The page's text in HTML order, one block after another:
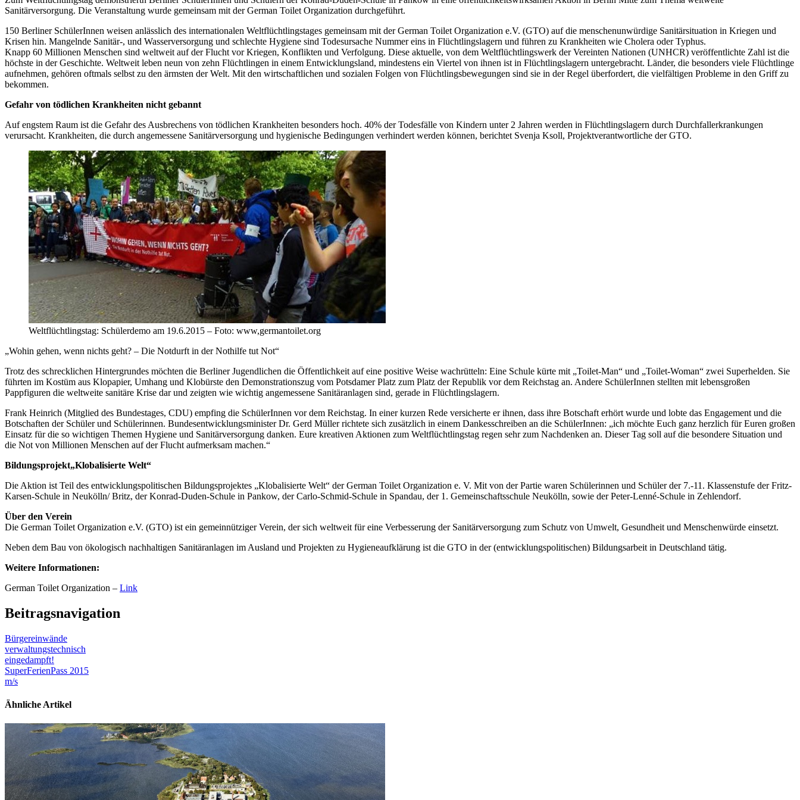
Sanitärversorgung. Die Veranstaltung wurde gemeinsam mit der German Toilet Organization durchgeführt.
150 Berliner SchülerInnen weisen anlässlich des internationalen Weltflüchtlingstages gemeinsam mit der German Toilet Organization e.V. (GTO) auf die menschenunwürdige Sanitärsituation in Kriegen und
Krisen hin. Mangelnde Sanitär-, und Wasserversorgung und schlechte Hygiene sind Todesursache Nummer eins in Flüchtlingslagern und führen zu Krankheiten wie Cholera oder Typhus.
Knapp 60 Millionen Menschen sind weltweit auf der Flucht vor Kriegen, Konflikten und Verfolgung. Diese aktuelle, von dem Weltflüchtlingswerk der Vereinten Nationen (UNHCR) veröffentlichte Zahl ist die
höchste in der Geschichte. Weltweit leben neun von zehn Flüchtlingen in einem Entwicklungsland, mindestens ein Viertel von ihnen ist in Flüchtlingslagern untergebracht. Länder, die besonders viele Flüchtlinge
aufnehmen, gehören oftmals selbst zu den ärmsten der Welt. Mit den wirtschaftlichen und sozialen Folgen von Flüchtlingsbewegungen sind sie in der Regel überfordert, die vielfältigen Probleme in den Griff zu
bekommen.
Gefahr von tödlichen Krankheiten nicht gebannt
Auf engstem Raum ist die Gefahr des Ausbrechens von tödlichen Krankheiten besonders hoch. 40% der Todesfälle von Kindern unter 2 Jahren werden in Flüchtlingslagern durch Durchfallerkrankungen
verursacht. Krankheiten, die durch angemessene Sanitärversorgung und hygienische Bedingungen verhindert werden können, berichtet Svenja Ksoll, Projektverantwortliche der GTO.
Weltflüchtlingstag: Schülerdemo am 19.6.2015 – Foto: www,germantoilet.org
„Wohin gehen, wenn nichts geht? – Die Notdurft in der Nothilfe tut Not“
Trotz des schrecklichen Hintergrundes möchten die Berliner Jugendlichen die Öffentlichkeit auf eine positive Weise wachrütteln: Eine Schule kürte mit „Toilet-Man“ und „Toilet-Woman“ zwei Superhelden. Sie
führten im Kostüm aus Klopapier, Umhang und Klobürste den Demonstrationszug vom Potsdamer Platz zum Platz der Republik vor dem Reichstag an. Andere SchülerInnen stellten mit lebensgroßen
Pappfiguren die weltweite sanitäre Krise dar und zeigten wie wichtig angemessene Sanitäranlagen sind, gerade in Flüchtlingslagern.
Frank Heinrich (Mitglied des Bundestages, CDU) empfing die SchülerInnen vor dem Reichstag. In einer kurzen Rede versicherte er ihnen, dass ihre Botschaft erhört wurde und lobte das Engagement und die
Botschaften der Schüler und Schülerinnen. Bundesentwicklungsminister Dr. Gerd Müller richtete sich zusätzlich in einem Dankesschreiben an die SchülerInnen: „ich möchte Euch ganz herzlich für Euren großen
Einsatz für die so wichtigen Themen Hygiene und Sanitärversorgung danken. Eure kreativen Aktionen zum Weltflüchtlingstag regen sehr zum Nachdenken an. Dieser Tag soll auf die besondere Situation und
die Not von Millionen Menschen auf der Flucht aufmerksam machen.“
Bildungsprojekt„Klobalisierte Welt“
Die Aktion ist Teil des entwicklungspolitischen Bildungsprojektes „Klobalisierte Welt“ der German Toilet Organization e. V. Mit von der Partie waren Schülerinnen und Schüler der 7.-11. Klassenstufe der Fritz-
Karsen-Schule in Neukölln/ Britz, der Konrad-Duden-Schule in Pankow, der Carlo-Schmid-Schule in Spandau, der 1. Gemeinschaftsschule Neukölln, sowie der Peter-Lenné-Schule in Zehlendorf.
Über den Verein
Die German Toilet Organization e.V. (GTO) ist ein gemeinnütziger Verein, der sich weltweit für eine Verbesserung der Sanitärversorgung zum Schutz von Umwelt, Gesundheit und Menschenwürde einsetzt.
Neben dem Bau von ökologisch nachhaltigen Sanitäranlagen im Ausland und Projekten zu Hygieneaufklärung ist die GTO in der (entwicklungspolitischen) Bildungsarbeit in Deutschland tätig.
Weitere Informationen:
German Toilet Organization – Link
Beitragsnavigation
Bürgereinwände
verwaltungstechnisch
eingedampft!
SuperFerienPass 2015
m/s
Ähnliche Artikel